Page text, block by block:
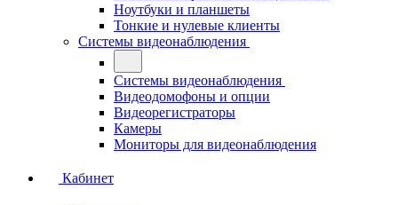
Ноутбуки и планшеты
Тонкие и нулевые клиенты
Системы видеонаблюдения
Системы видеонаблюдения
Видеодомофоны и опции
Видеорегистраторы
Камеры
Мониторы для видеонаблюдения
Кабинет